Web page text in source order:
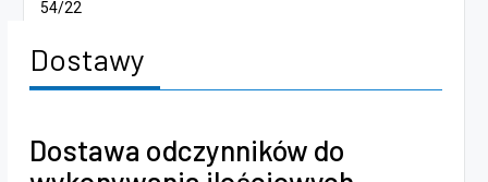
54/22
Dostawy
Dostawa odczynników do